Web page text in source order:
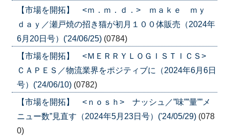
【市場を開拓】 <ｍ．ｍ．ｄ．> ｍａｋｅ ｍｙ
ｄａｙ／瀬戸焼の招き猫が初月１００体販売（2024年
6月20日号）('24/06/25) (0784)
【市場を開拓】 <ＭＥＲＲＹＬＯＧＩＳＴＩＣＳ>
ＣＡＰＥＳ／物流業界をポジティブに（2024年6月6日
号）('24/06/10) (0782)
【市場を開拓】 <ｎｏｓｈ> ナッシュ／”味””量””メ
ニュー数”見直す（2024年5月23日号）('24/05/29) (078
0)